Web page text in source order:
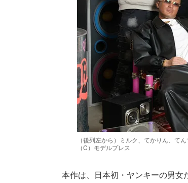
（後列左から）ミルク、てかりん、て
（C）モデルプレス
本作は、日本初・ヤンキーの男